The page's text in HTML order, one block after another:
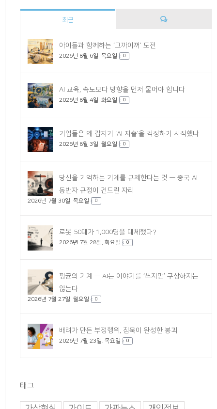
최근
아이들과 함께하는 ‘그까이꺼’ 도전
2026년 8월 6일. 목요일 0
AI 교육, 속도보다 방향을 먼저 물어야 합니다
2026년 8월 4일. 화요일 0
기업들은 왜 갑자기 ‘AI 지출’을 걱정하기 시작했나
2026년 8월 3일. 월요일 0
당신을 기억하는 기계를 규제한다는 것 — 중국 AI
동반자 규정이 건드린 자리
2026년 7월 30일. 목요일 0
로봇 50대가 1,000명을 대체했다?
2026년 7월 28일. 화요일 0
평균의 기계 — AI는 이야기를 ‘쓰지만’ 구상하지는
않는다
2026년 7월 27일. 월요일 0
배려가 만든 부정행위, 침묵이 완성한 붕괴
2026년 7월 23일. 목요일 0
태그